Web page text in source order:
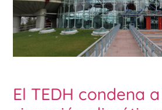
El TEDH condena